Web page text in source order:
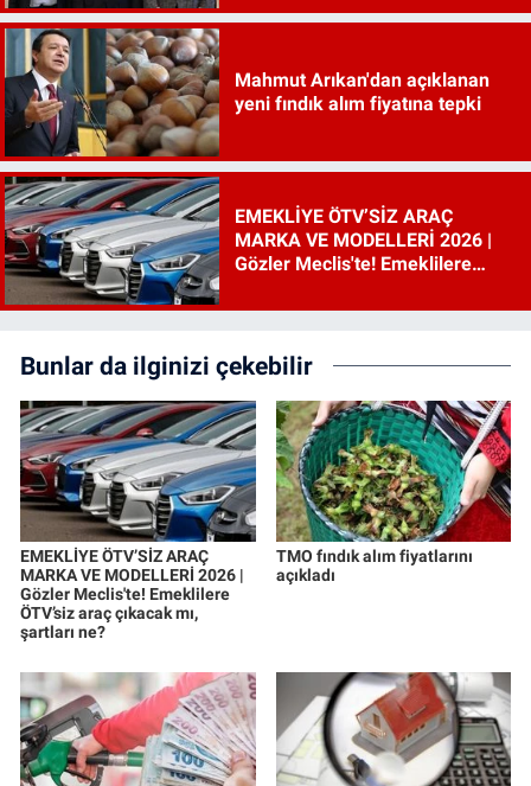
Mahmut Arıkan'dan açıklanan
yeni fındık alım fiyatına tepki
EMEKLİYE ÖTV’SİZ ARAÇ
MARKA VE MODELLERİ 2026 |
Gözler Meclis'te! Emeklilere
ne?
Bunlar da ilginizi çekebilir
EMEKLİYE ÖTV’SİZ ARAÇ
MARKA VE MODELLERİ 2026 |
Gözler Meclis'te! Emeklilere
ÖTV’siz araç çıkacak mı,
şartları ne?
TMO fındık alım fiyatlarını
açıkladı